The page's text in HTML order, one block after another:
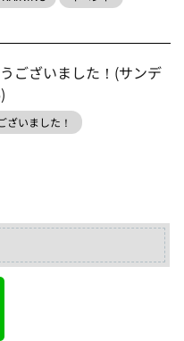
ございました！(サンデ
ざいました！